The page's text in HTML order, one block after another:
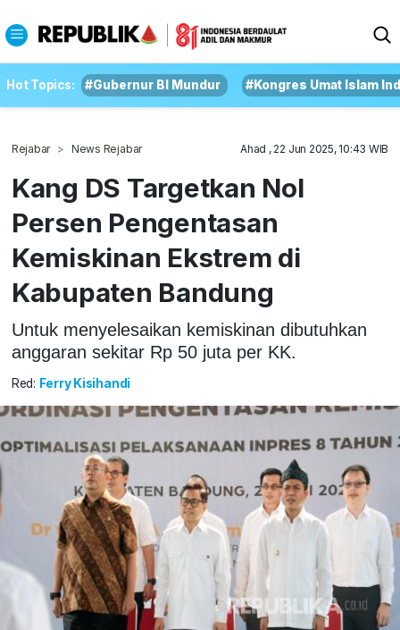
Hot Topics: #Gubernur BI Mundur #Kongres Umat Islam
Rejabar News Rejabar Ahad , 22 Jun 2025, 10:43 WIB
Kang DS Targetkan Nol
Persen Pengentasan
Kemiskinan Ekstrem di
Kabupaten Bandung
Untuk menyelesaikan kemiskinan dibutuhkan
anggaran sekitar Rp 50 juta per KK.
Red: Ferry Kisihandi